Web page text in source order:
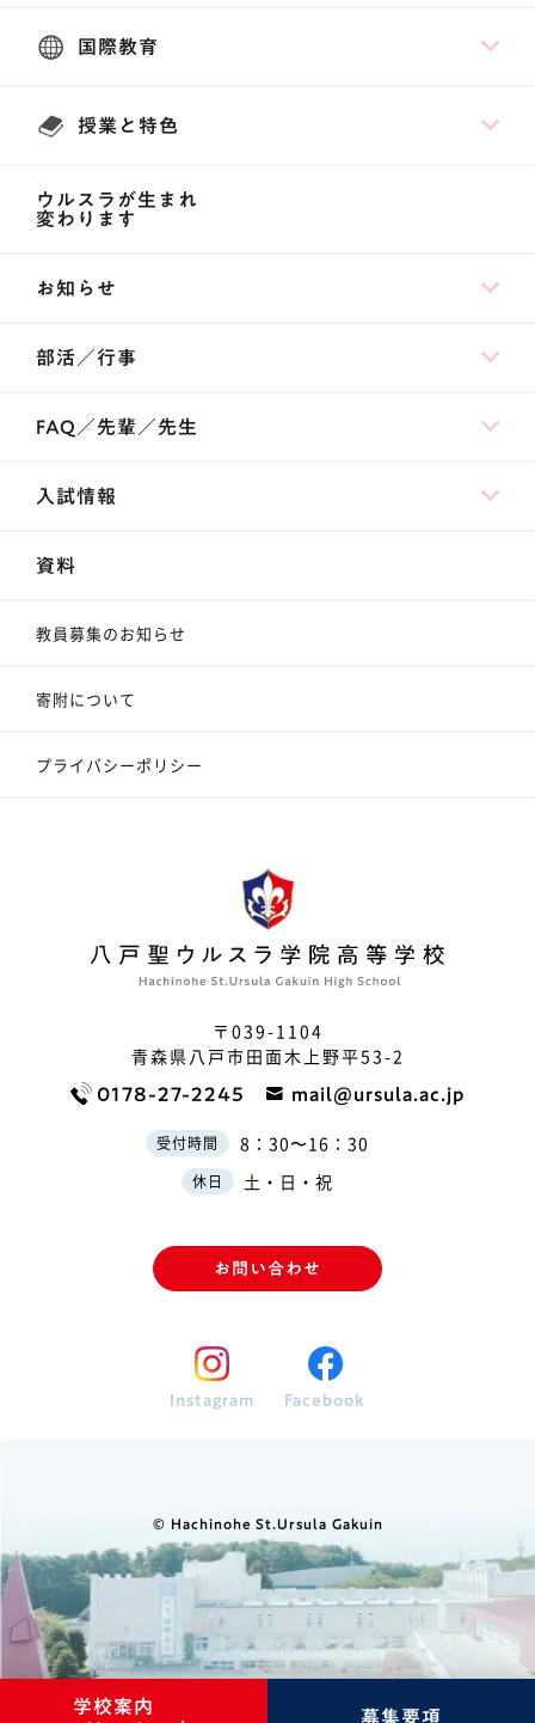
学校案内
募集要項
国際教育
授業と特色
ウルスラが生まれ
変わります
お知らせ
部活／行事
FAQ／先輩／先生
入試情報
資料
教員募集のお知らせ
寄附について
プライバシーポリシー
〒039-1104
青森県八戸市田面木上野平53-2
0178-27-2245 mail@ursula.ac.jp
受付時間 8：30〜16：30
休日 土・日・祝
お問い合わせ
Instagram Facebook
© Hachinohe St.Ursula Gakuin